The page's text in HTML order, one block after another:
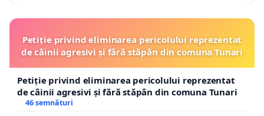
Petiție privind eliminarea pericolului reprezentat
de câinii agresivi și fără stăpân din comuna Tunari
Petiție privind eliminarea pericolului reprezentat
de câinii agresivi și fără stăpân din comuna Tunari
46 semnături